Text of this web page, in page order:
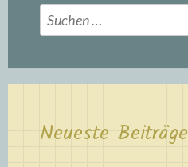
Suchen
nach:
Neueste Beiträge